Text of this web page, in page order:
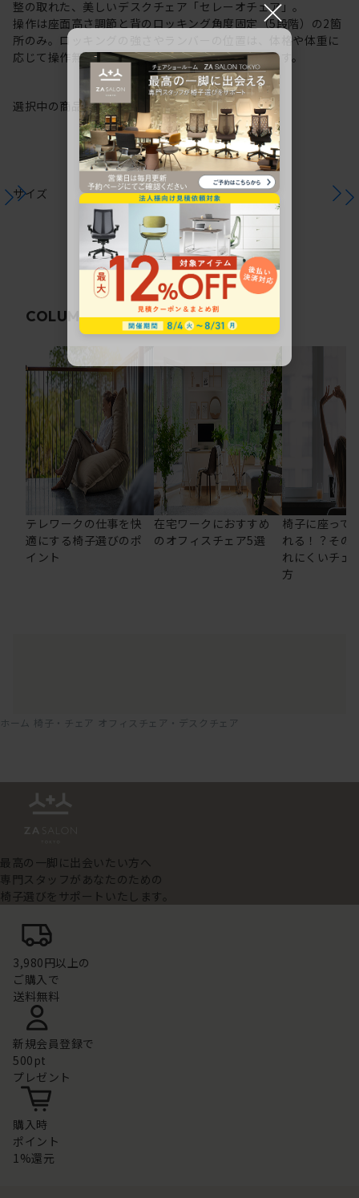
整の取れた、美しいデスクチェア「セレーオチェア」。
操作は座面高さ調節と背のロッキング角度固定（5段階）の2箇
所のみ。ロッキングの強さやランバーの位置は、体格や体重に
応じて操作無しで最適な状態に椅子が自動調節します。
選択中の商品情報保証注意事項
サイズ
COLUMN関連コラム
テレワークの仕事を快
適にする椅子選びのポ
イント
在宅ワークにおすすめ
のオフィスチェア5選
椅子に座って
れる！？その
れにくいチェ
方
ホーム 椅子・チェア オフィスチェア・デスクチェア
最高の一脚に出会いたい方へ
専門スタッフがあなたのための
椅子選びをサポートいたします。
3,980円以上の
ご購入で
送料無料
新規会員登録で
500pt
プレゼント
購入時
ポイント
1%還元
×